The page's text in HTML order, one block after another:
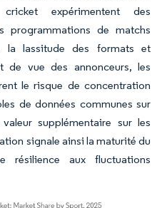
expérimentent des
programmations de matchs
la lassitude des formats et
de vue des annonceurs, les
le risque de concentration
de données communes sur
supplémentaire sur les
signale ainsi la maturité du
résilience aux fluctuations